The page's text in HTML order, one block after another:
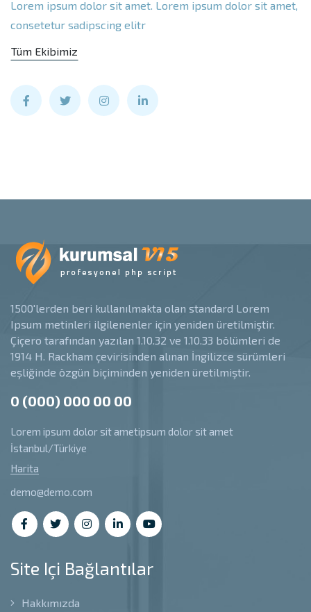
Lorem ipsum dolor sit amet. Lorem ipsum dolor sit amet,
consetetur sadipscing elitr
Tüm Ekibimiz
1500'lerden beri kullanılmakta olan standard Lorem
Ipsum metinleri ilgilenenler için yeniden üretilmiştir.
Çiçero tarafından yazılan 1.10.32 ve 1.10.33 bölümleri de
1914 H. Rackham çevirisinden alınan İngilizce sürümleri
eşliğinde özgün biçiminden yeniden üretilmiştir.
0 (000) 000 00 00
Lorem ipsum dolor sit ametipsum dolor sit amet
İstanbul/Türkiye
Harita
demo@demo.com
Site Içi Bağlantılar
Hakkımızda